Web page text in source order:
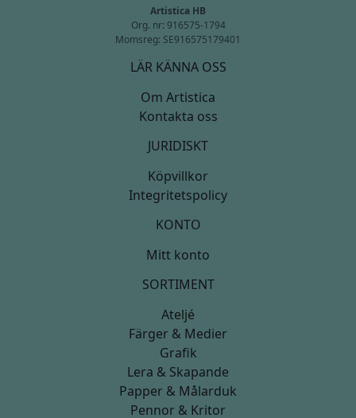
Artistica HB
Org. nr: 916575-1794
Momsreg: SE916575179401
LÄR KÄNNA OSS
Om Artistica
Kontakta oss
JURIDISKT
Köpvillkor
Integritetspolicy
KONTO
Mitt konto
SORTIMENT
Ateljé
Färger & Medier
Grafik
Lera & Skapande
Papper & Målarduk
Pennor & Kritor